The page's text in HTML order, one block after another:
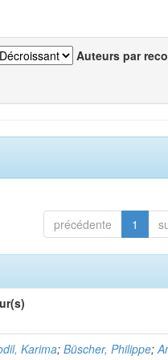
Auteurs par
précédente 1
Karima;Büscher, Philippe;